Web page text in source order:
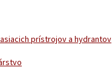
prístrojov a hydrantov